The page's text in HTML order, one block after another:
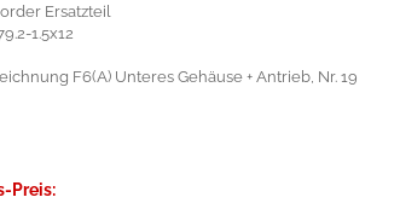
Ersatzteil
1.5x12
F6(A) Unteres Gehäuse + Antrieb, Nr. 19
Preis: